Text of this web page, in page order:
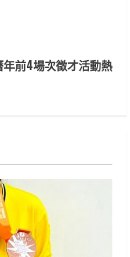
前4場次徵才活動熱